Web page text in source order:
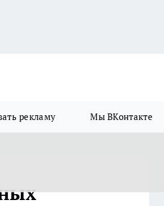
рекламу Мы ВКонтакте